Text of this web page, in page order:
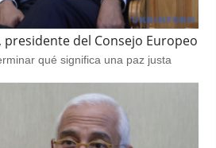
presidente del Consejo Europeo
qué significa una paz justa